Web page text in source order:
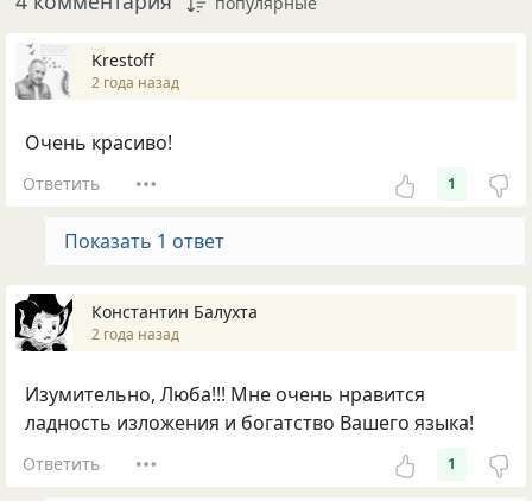
Krestoff
2 года назад
Очень красиво!
Ответить 1
Показать 1 ответ
Константин Балухта
2 года назад
Изумительно, Люба!!! Мне очень нравится
ладность изложения и богатство Вашего языка!
Ответить 1